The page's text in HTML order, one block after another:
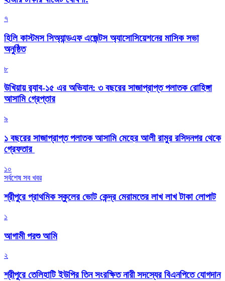
৭
হিলি কাস্টমস সিঅ্যান্ডএফ এজেন্টস অ্যাসোসিয়েশনের মাসিক সভা
অনুষ্ঠিত
৮
উখিয়ায় র‍্যাব-১৫ এর অভিযান: ৩ বছরের সাজাপ্রাপ্ত পলাতক রোহিঙ্গা
আসামি গ্রেপ্তার
৯
১ বছরের সাজাপ্রাপ্ত পলাতক আসামি মেহের আলী রামুর রসিদনগর থেকে
গ্রেফতার ‎
১০
সর্বশেষ সব খবর
শ্রীপুরে প্রাথমিক স্কুলের ভোট কেন্দ্র মেরামতের লাখ লাখ টাকা লোপাট
১
আগামী পরশু আমি
২
শ্রীপুরে তেলিহাটি ইউপির তিন সংরক্ষিত নারী সদস্যের বিএনপিতে যোগদান